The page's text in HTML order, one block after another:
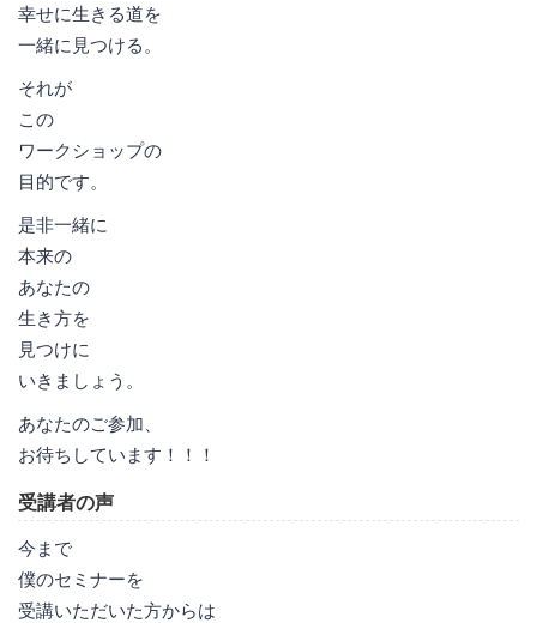
幸せに生きる道を
一緒に見つける。
それが
この
ワークショップの
目的です。
是非一緒に
本来の
あなたの
生き方を
見つけに
いきましょう。
あなたのご参加、
お待ちしています！！！
受講者の声
今まで
僕のセミナーを
受講いただいた方からは